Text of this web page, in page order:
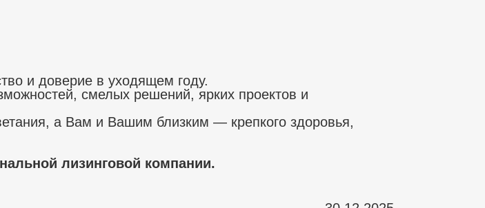
и доверие в уходящем году.
смелых решений, ярких проектов и
а Вам и Вашим близким — крепкого здоровья,
лизинговой компании.